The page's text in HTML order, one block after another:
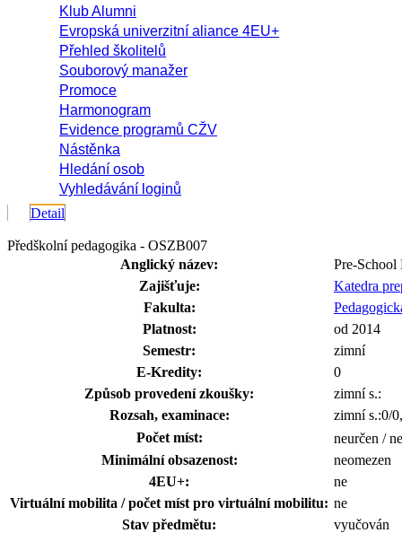
Klub Alumni
Evropská univerzitní aliance 4EU+
Přehled školitelů
Souborový manažer
Promoce
Harmonogram
Evidence programů CŽV
Nástěnka
Hledání osob
Vyhledávání loginů
Detail
Předškolní pedagogika - OSZB007
Anglický název:
Pre-School
Zajišťuje:
Katedra
Fakulta:
Platnost:
od 2014
Semestr:
zimní
E-Kredity:
0
Způsob provedení zkoušky:
zimní s.:
Rozsah, examinace:
zimní s.:0/
Počet míst:
neurčen /
Minimální obsazenost:
neomezen
4EU+:
ne
Virtuální mobilita / počet míst pro virtuální mobilitu: ne
Stav předmětu:
vyučován